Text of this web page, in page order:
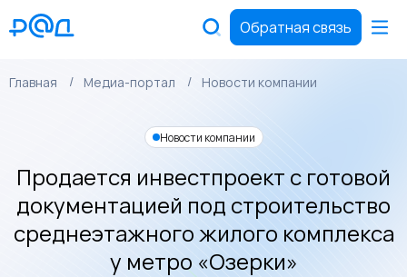
Обратная связь
Главная Медиа-портал Новости компании
Новости компании
Продается инвестпроект с готовой
документацией под строительство
среднеэтажного жилого комплекса
у метро «Озерки»